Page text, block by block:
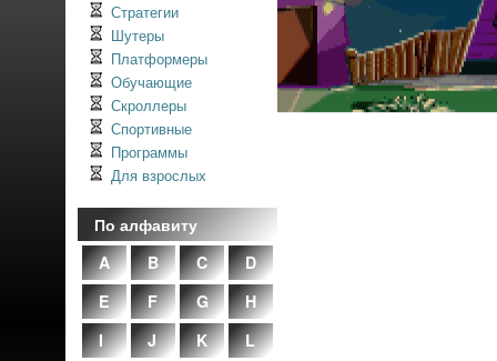
Стратегии
Шутеры
Платформеры
Обучающие
Скроллеры
Спортивные
Программы
Для взрослых
По алфавиту
A
B C
D
E
F G
H
I
J K
L